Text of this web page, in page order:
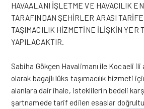
HAVAALANI İŞLETME VE HAVACILIK
TARAFINDAN ŞEHİRLER ARASI
TAŞIMACILIK HİZMETİNE İLİŞKİN YER
YAPILACAKTIR.
Sabiha Gökçen Havalimanı ile Kocaeli
olarak bagajlı lüks taşımacılık hizmeti
alanlara dair ihale, isteklilerin bedeli
şartnamede tarif edilen esaslar